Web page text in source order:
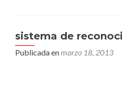
sistema de
Publicada enmarzo 18, 2013